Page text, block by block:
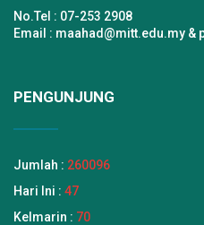
No.Tel : 07-253 2908
Email : maahad@mitt.edu.my
PENGUNJUNG
Jumlah : 260096
Hari Ini : 47
Kelmarin : 70